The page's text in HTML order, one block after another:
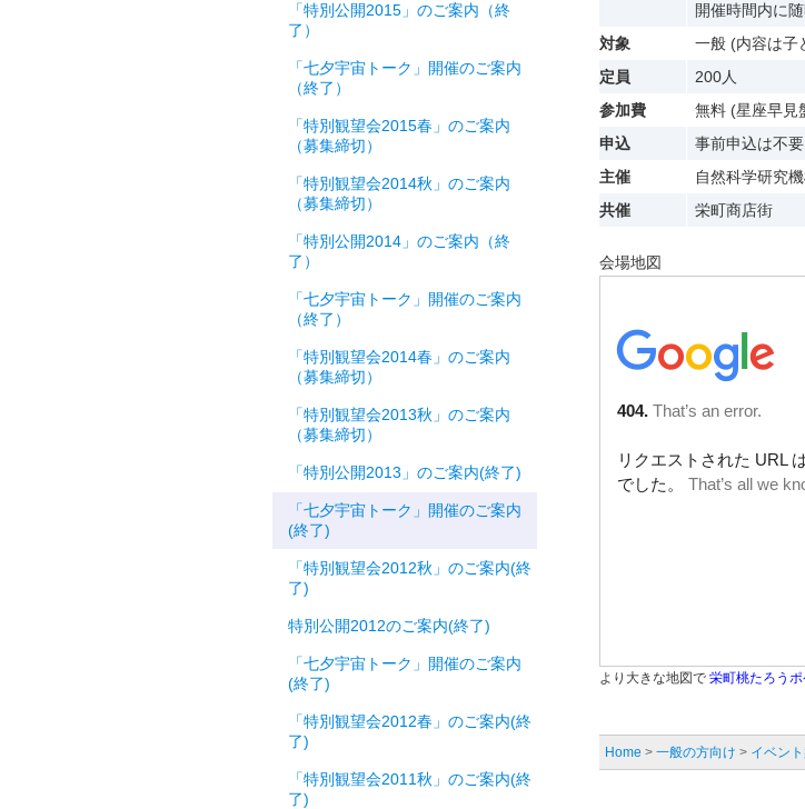
開催時間内に随
対象
一般 (内容は子
定員
200人
参加費
無料 (星座早見
申込
事前申込は不要
主催
自然科学研究
共催
栄町商店街
会場地図
より大きな地図で 栄町桃たろうポ
Home > 一般の方向け > イベン
「特別公開2015」のご案内（終
了）
「七夕宇宙トーク」開催のご案内
（終了）
「特別観望会2015春」のご案内
（募集締切）
「特別観望会2014秋」のご案内
（募集締切）
「特別公開2014」のご案内（終
了）
「七夕宇宙トーク」開催のご案内
（終了）
「特別観望会2014春」のご案内
（募集締切）
「特別観望会2013秋」のご案内
（募集締切）
「特別公開2013」のご案内(終了)
「七夕宇宙トーク」開催のご案内
(終了)
「特別観望会2012秋」のご案内(終
了)
特別公開2012のご案内(終了)
「七夕宇宙トーク」開催のご案内
(終了)
「特別観望会2012春」のご案内(終
了)
「特別観望会2011秋」のご案内(終
了)